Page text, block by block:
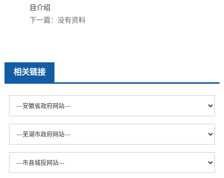
目介绍
下一篇： 没有资料
相关链接